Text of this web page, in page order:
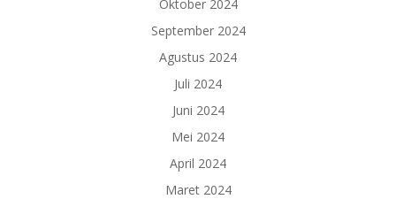
Oktober 2024
September 2024
Agustus 2024
Juli 2024
Juni 2024
Mei 2024
April 2024
Maret 2024